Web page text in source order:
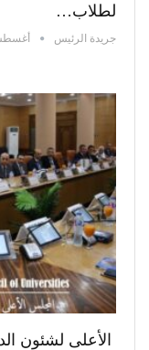
لطلاب…
جريدة الرئيس أغسطس 31,
الأعلى لشئون